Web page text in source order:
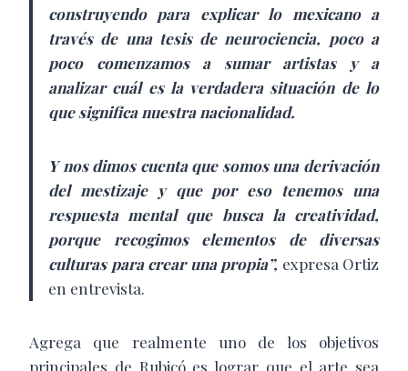
construyendo para explicar lo mexicano a
través de una tesis de neurociencia, poco a
poco comenzamos a sumar artistas y a
analizar cuál es la verdadera situación de lo
que significa nuestra nacionalidad.
Y nos dimos cuenta que somos una derivación
del mestizaje y que por eso tenemos una
respuesta mental que busca la creatividad,
porque recogimos elementos de diversas
culturas para crear una propia”, expresa Ortiz
en entrevista.
Agrega que realmente uno de los objetivos
principales de Rubicó es lograr que el arte sea